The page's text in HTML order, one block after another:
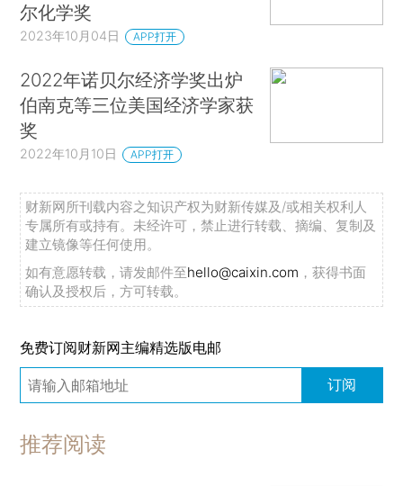
尔化学奖
2023年10月04日 APP打开
2022年诺贝尔经济学奖出炉
伯南克等三位美国经济学家获
奖
2022年10月10日 APP打开
财新网所刊载内容之知识产权为财新传媒及/或相关权利人
专属所有或持有。未经许可，禁止进行转载、摘编、复制及
建立镜像等任何使用。
如有意愿转载，请发邮件至hello@caixin.com ，获得书面
确认及授权后，方可转载。
免费订阅财新网主编精选版电邮
订阅
推荐阅读